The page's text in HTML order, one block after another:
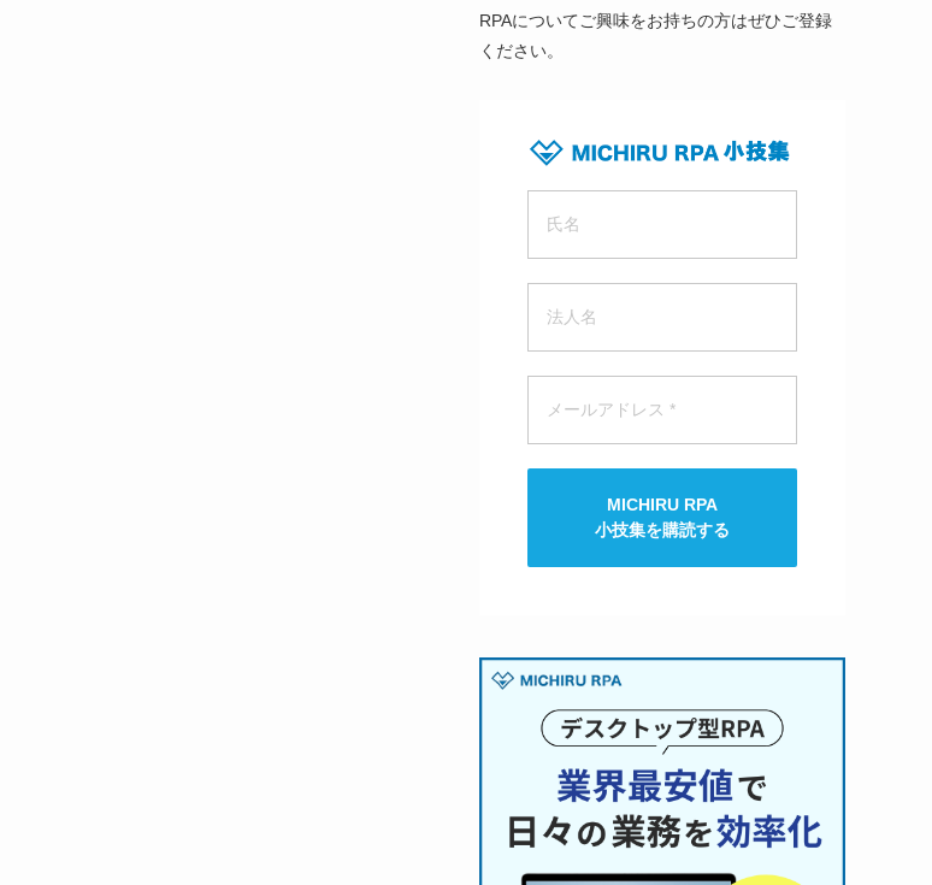
RPAについてご興味をお持ちの方はぜひご登録
ください。
MICHIRU RPA
小技集を購読する